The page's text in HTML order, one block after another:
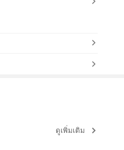
ดูเพิ่มเติม